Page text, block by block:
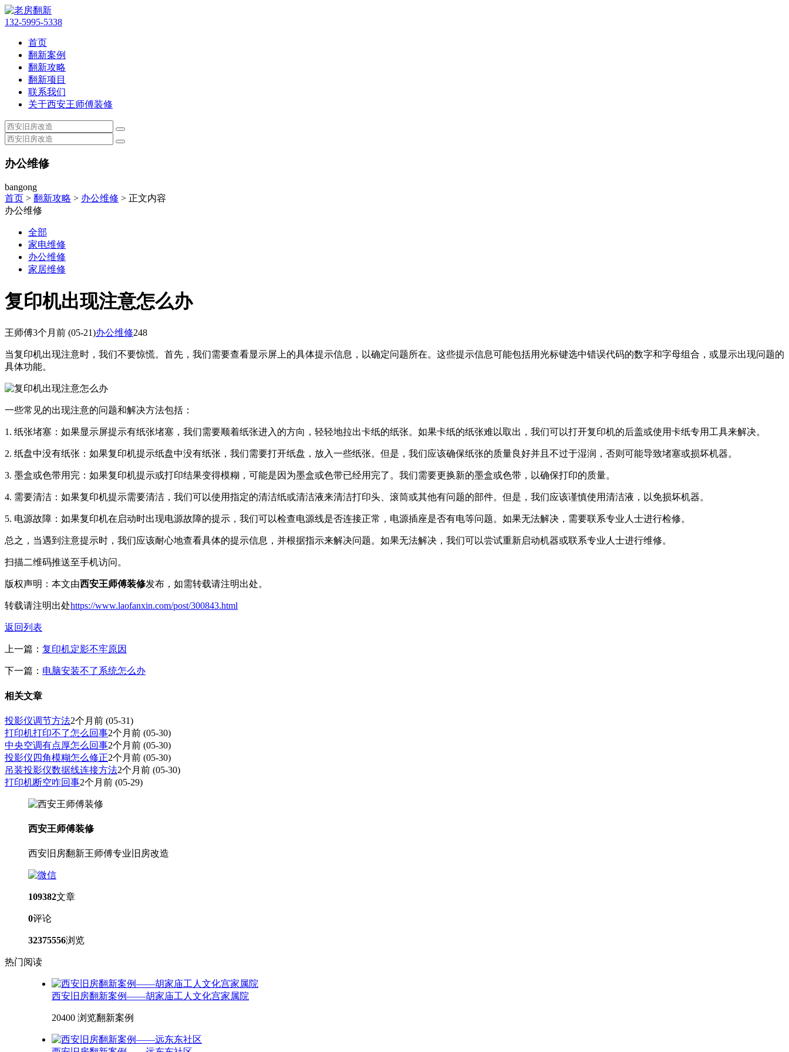
132-5995-5338
首页
翻新案例
翻新攻略
翻新项目
联系我们
关于西安王师傅装修
办公维修
bangong
首页 > 翻新攻略 > 办公维修 > 正文内容
办公维修
全部
家电维修
办公维修
家居维修
复印机出现注意怎么办
王师傅3个月前 (05-21)办公维修248
当复印机出现注意时，我们不要惊慌。首先，我们需要查看显示屏上的具体提示信息，以确定问题所在。这些提示信息可能包括用光标键选中错误代码的数字和字母组合，或显示出现问题的
具体功能。
一些常见的出现注意的问题和解决方法包括：
1. 纸张堵塞：如果显示屏提示有纸张堵塞，我们需要顺着纸张进入的方向，轻轻地拉出卡纸的纸张。如果卡纸的纸张难以取出，我们可以打开复印机的后盖或使用卡纸专用工具来解决。
2. 纸盘中没有纸张：如果复印机提示纸盘中没有纸张，我们需要打开纸盘，放入一些纸张。但是，我们应该确保纸张的质量良好并且不过于湿润，否则可能导致堵塞或损坏机器。
3. 墨盒或色带用完：如果复印机提示或打印结果变得模糊，可能是因为墨盒或色带已经用完了。我们需要更换新的墨盒或色带，以确保打印的质量。
4. 需要清洁：如果复印机提示需要清洁，我们可以使用指定的清洁纸或清洁液来清洁打印头、滚筒或其他有问题的部件。但是，我们应该谨慎使用清洁液，以免损坏机器。
5. 电源故障：如果复印机在启动时出现电源故障的提示，我们可以检查电源线是否连接正常，电源插座是否有电等问题。如果无法解决，需要联系专业人士进行检修。
总之，当遇到注意提示时，我们应该耐心地查看具体的提示信息，并根据指示来解决问题。如果无法解决，我们可以尝试重新启动机器或联系专业人士进行维修。
扫描二维码推送至手机访问。
版权声明：本文由西安王师傅装修发布，如需转载请注明出处。
转载请注明出处https://www.laofanxin.com/post/300843.html
返回列表
上一篇： 复印机定影不牢原因
下一篇： 电脑安装不了系统怎么办
相关文章
投影仪调节方法2个月前 (05-31)
打印机打印不了怎么回事2个月前 (05-30)
中央空调有点厚怎么回事2个月前 (05-30)
投影仪四角模糊怎么修正2个月前 (05-30)
吊装投影仪数据线连接方法2个月前 (05-30)
打印机断空咋回事2个月前 (05-29)
西安王师傅装修
西安旧房翻新王师傅专业旧房改造
109382文章
0评论
32375556浏览
热门阅读
西安旧房翻新案例——胡家庙工人文化宫家属院
20400 浏览翻新案例